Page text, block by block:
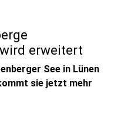
erweitert
See in Lünen
sie jetzt mehr